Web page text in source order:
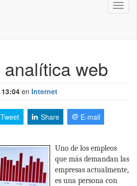
web
en Internet
Tweet Share E-mail
Uno de los empleos
que más demandan las
empresas actualmente,
es una persona con